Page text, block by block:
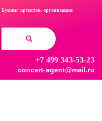
Букинг артистов, организация
+7 499 343-53-23
concert-agent@mail.ru